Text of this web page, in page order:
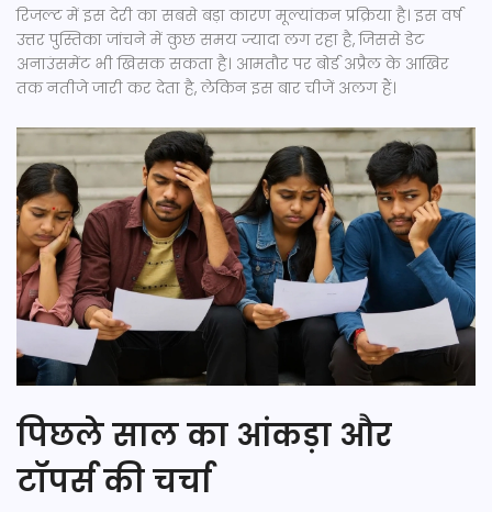
रिजल्ट में इस देरी का सबसे बड़ा कारण मूल्यांकन प्रक्रिया है। इस वर्ष
उत्तर पुस्तिका जांचने में कुछ समय ज्यादा लग रहा है, जिससे डेट
अनाउंसमेंट भी खिसक सकता है। आमतौर पर बोर्ड अप्रैल के आखिर
तक नतीजे जारी कर देता है, लेकिन इस बार चीजें अलग हैं।
पिछले साल का आंकड़ा और
टॉपर्स की चर्चा